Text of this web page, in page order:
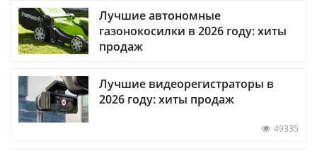
Лучшие автономные
газонокосилки в 2026 году: хиты
продаж
Лучшие видеорегистраторы в
2026 году: хиты продаж
49335